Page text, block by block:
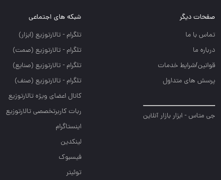
صفحات دیگر
تماس با ما
درباره ما
قوانین/شرایط خدمات
پرسش های متداول
جی متاس - ابزار بازار آنلاین
شبکه های اجتماعی
تلگرام - تالارتوزيع (ابزار)
تلگرام - تالارتوزيع (صمت)
تلگرام - تالارتوزيع (صنايع)
تلگرام - تالارتوزیع (صنف)
کانال اعضای ویژه تالارتوزیع
ربات کاربرتخصصی تالارتوزیع
اینستاگرام
لینکدین
فیسبوک
توئیتر